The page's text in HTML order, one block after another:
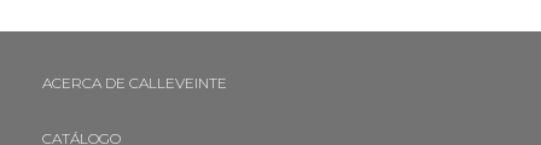
ACERCA DE CALLEVEINTE
CATÁLOGO